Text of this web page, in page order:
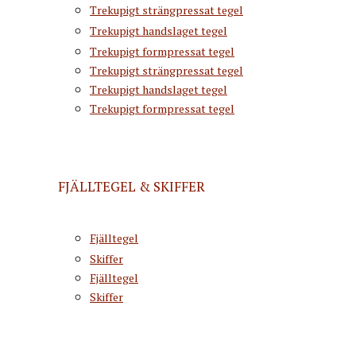
Trekupigt strängpressat tegel
Trekupigt handslaget tegel
Trekupigt formpressat tegel
Trekupigt strängpressat tegel
Trekupigt handslaget tegel
Trekupigt formpressat tegel
FJÄLLTEGEL & SKIFFER
Fjälltegel
Skiffer
Fjälltegel
Skiffer